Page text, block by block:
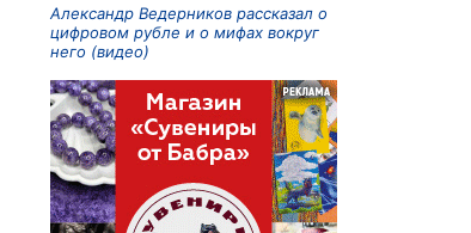
Александр Ведерников рассказал о
цифровом рубле и о мифах вокруг
него (видео)